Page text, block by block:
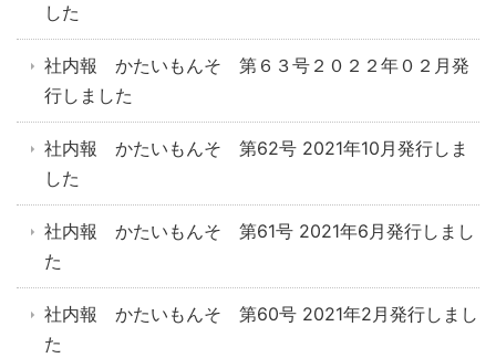
した
社内報 かたいもんそ 第６３号２０２２年０２月発
行しました
社内報 かたいもんそ 第62号 2021年10月発行しま
した
社内報 かたいもんそ 第61号 2021年6月発行しまし
た
社内報 かたいもんそ 第60号 2021年2月発行しまし
た